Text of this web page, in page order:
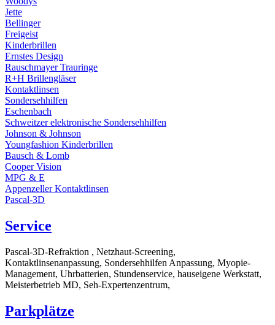
Jette
Bellinger
Freigeist
Kinderbrillen
Ernstes Design
Rauschmayer Trauringe
R+H Brillengläser
Kontaktlinsen
Sondersehhilfen
Eschenbach
Schweitzer elektronische Sondersehhilfen
Johnson & Johnson
Youngfashion Kinderbrillen
Bausch & Lomb
Cooper Vision
MPG & E
Appenzeller Kontaktlinsen
Pascal-3D
Service
Pascal-3D-Refraktion , Netzhaut-Screening,
Kontaktlinsenanpassung, Sondersehhilfen Anpassung, Myopie-
Management, Uhrbatterien, Stundenservice, hauseigene Werkstatt,
Meisterbetrieb MD, Seh-Expertenzentrum,
Parkplätze